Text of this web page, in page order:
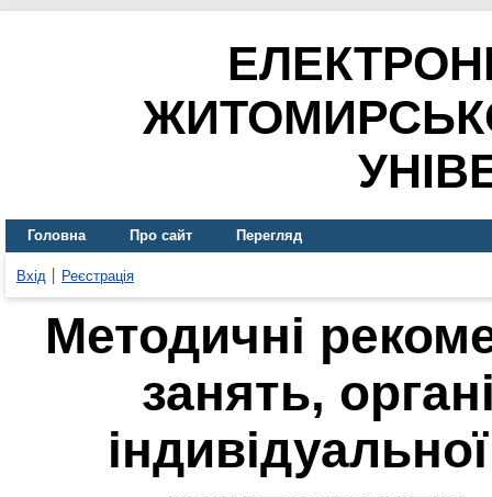
Головна Про сайт Перегляд
Вхід Реєстрація
Методичні
занять,